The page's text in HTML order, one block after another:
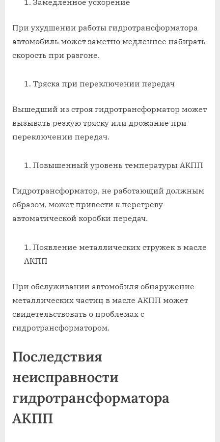
При ухудшении работы гидротрансформатора
автомобиль может заметно медленнее набирать
скорость при разгоне.
Тряска при переключении передач
Вышедший из строя гидротрансформатор может
вызывать резкую тряску или дрожание при
переключении передач.
Повышенный уровень температуры АКПП
Гидротрансформатор, не работающий должным
образом, может привести к перегреву
автоматической коробки передач.
Появление металлических стружек в масле
АКПП
При обслуживании автомобиля обнаружение
металлических частиц в масле АКПП может
свидетельствовать о проблемах с
гидротрансформатором.
Последствия
неисправности
гидротрансформатора
АКПП